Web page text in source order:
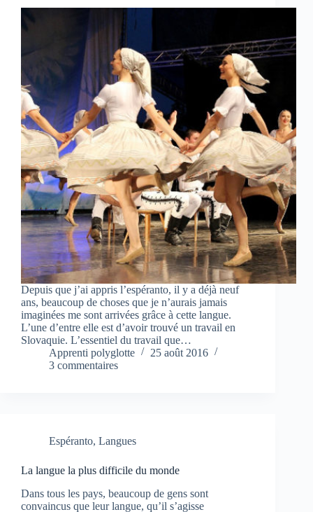
Depuis que j’ai appris l’espéranto, il y a déjà neuf
ans, beaucoup de choses que je n’aurais jamais
imaginées me sont arrivées grâce à cette langue.
L’une d’entre elle est d’avoir trouvé un travail en
Slovaquie. L’essentiel du travail que…
Apprenti polyglotte
25 août 2016
3 commentaires
Espéranto, Langues
La langue la plus difficile du monde
Dans tous les pays, beaucoup de gens sont
convaincus que leur langue, qu’il s’agisse